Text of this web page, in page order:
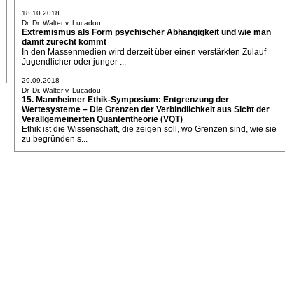
18.10.2018
Dr. Dr. Walter v. Lucadou
Extremismus als Form psychischer Abhängigkeit und wie man
damit zurecht kommt
In den Massenmedien wird derzeit über einen verstärkten Zulauf
Jugendlicher oder junger ...
29.09.2018
Dr. Dr. Walter v. Lucadou
15. Mannheimer Ethik-Symposium: Entgrenzung der
Wertesysteme – Die Grenzen der Verbindlichkeit aus Sicht der
Verallgemeinerten Quantentheorie (VQT)
Ethik ist die Wissenschaft, die zeigen soll, wo Grenzen sind, wie sie
zu begründen s...